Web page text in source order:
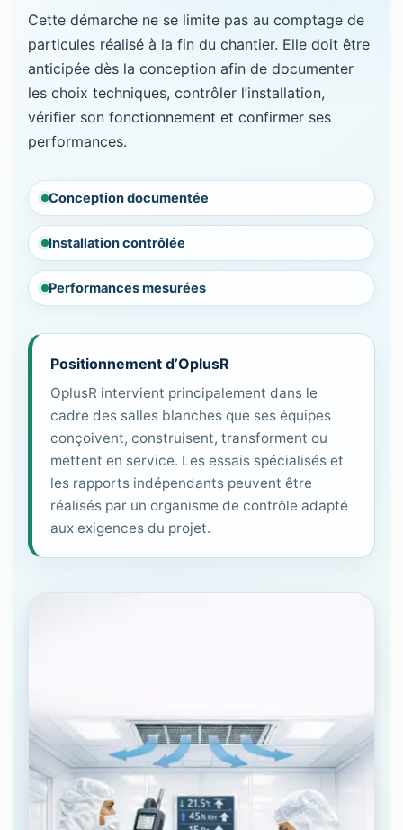
Cette démarche ne se limite pas au comptage de
particules réalisé à la fin du chantier. Elle doit être
anticipée dès la conception afin de documenter
les choix techniques, contrôler l’installation,
vérifier son fonctionnement et confirmer ses
performances.
Conception documentée
Installation contrôlée
Performances mesurées
Positionnement d’OplusR
OplusR intervient principalement dans le
cadre des salles blanches que ses équipes
conçoivent, construisent, transforment ou
mettent en service. Les essais spécialisés et
les rapports indépendants peuvent être
réalisés par un organisme de contrôle adapté
aux exigences du projet.